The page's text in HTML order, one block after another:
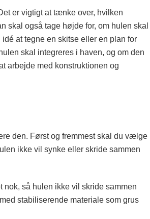
er vigtigt at tænke over, hvilken
skal også tage højde for, om hulen skal
at tegne en skitse eller en plan for
skal integreres i haven, og om den
arbejde med konstruktionen og
den. Først og fremmest skal du vælge
ikke vil synke eller skride sammen
nok, så hulen ikke vil skride sammen
stabiliserende materiale som grus